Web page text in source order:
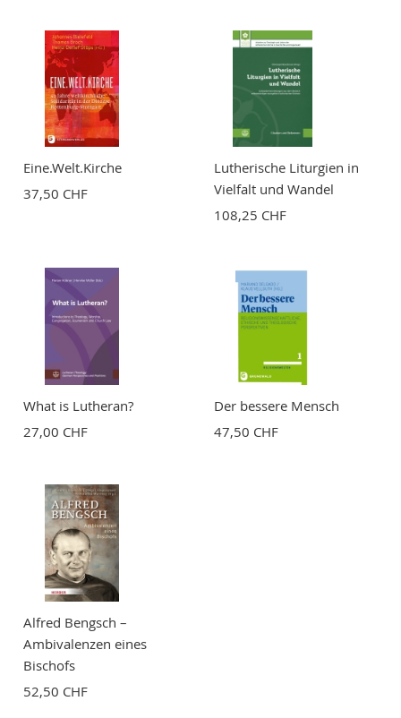
Zusammenfassung
Bewertung
Eine.Welt.Kirche
37,50 CHF
Lutherische Liturgien in
Vielfalt und Wandel
108,25 CHF
What is Lutheran?
27,00 CHF
Der bessere Mensch
47,50 CHF
Alfred Bengsch –
Ambivalenzen eines
Bischofs
52,50 CHF